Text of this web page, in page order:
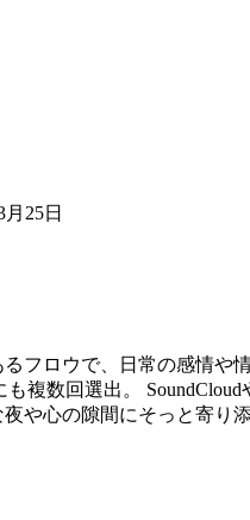
25日
フロウで、日常の感情や
も複数回選出。
や心の隙間にそっと寄り